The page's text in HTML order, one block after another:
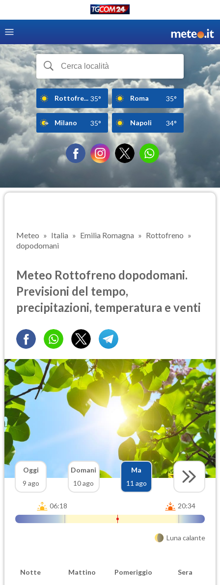
Rottofre... 35° Roma 35°
Milano 35° Napoli 34°
Meteo Italia Emilia Romagna
Rottofreno
dopodomani
Meteo Rottofreno dopodomani.
Previsioni del tempo,
precipitazioni, temperatura e venti
Oggi
9 ago
Domani
10 ago
Ma
11 ago
06:18 20:34
Luna calante
Notte Mattino Pomeriggio Sera